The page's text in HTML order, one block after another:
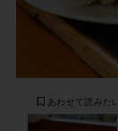
あわせて読みた